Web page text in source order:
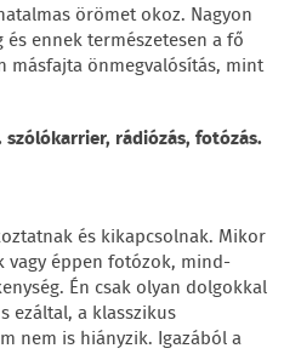
örömet okoz. Nagyon
ennek természetesen a fő
másfajta önmegvalósítás, mint
rádiózás, fotózás.
és kikapcsolnak. Mikor
vagy éppen fotózok, mind-
Én csak olyan dolgokkal
ezáltal, a klasszikus
nem is hiányzik. Igazából a